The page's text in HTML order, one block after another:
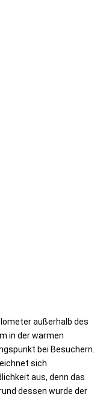
außerhalb des
in der warmen
bei Besuchern.
sich
aus, denn das
dessen wurde der